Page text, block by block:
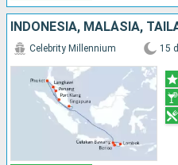
Celebrity Millennium 15 d